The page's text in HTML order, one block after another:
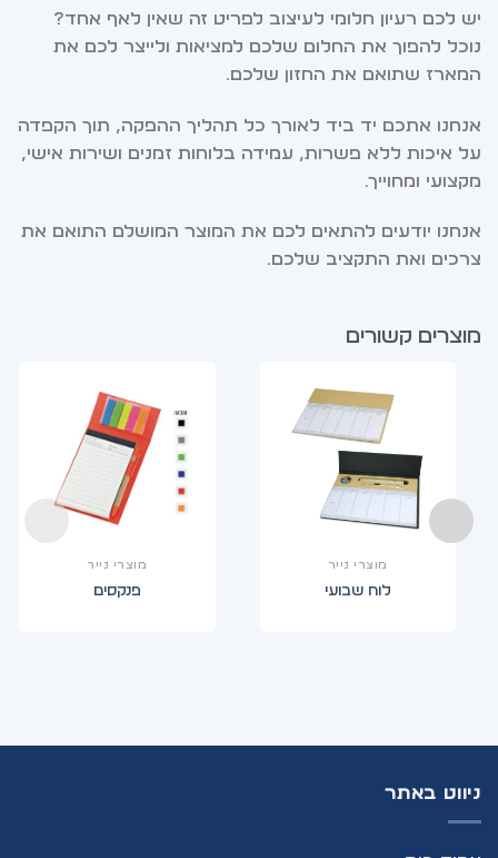
יש לכם רעיון חלומי לעיצוב לפריט זה שאין לאף אחד?
נוכל להפוך את החלום שלכם למציאות ולייצר לכם את
המארז שתואם את החזון שלכם.
אנחנו אתכם יד ביד לאורך כל תהליך ההפקה, תוך הקפדה
על איכות ללא פשרות, עמידה בלוחות זמנים ושירות אישי,
מקצועי ומחוייך.
אנחנו יודעים להתאים לכם את המוצר המושלם התואם את
צרכים ואת התקציב שלכם.
מוצרים קשורים
מוצרי נייר
פנקסים
מוצרי נייר
לוח שבועי
ניווט באתר